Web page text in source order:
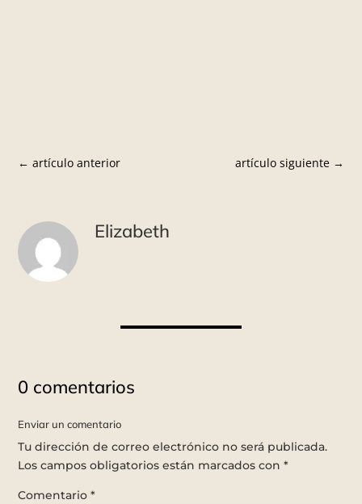
←artículo anterior artículo siguiente→
Elizabeth
0 comentarios
Enviar un comentario
Tu dirección de correo electrónico no será publicada.
Los campos obligatorios están marcados con*
Comentario*